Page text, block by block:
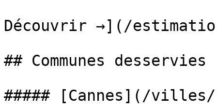
Découvrir →](/
## Communes
##### [Cannes](/villes/